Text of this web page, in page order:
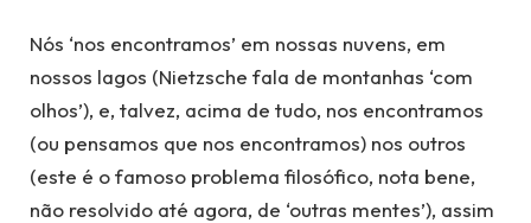
Nós ‘nos encontramos’ em nossas nuvens, em
nossos lagos (Nietzsche fala de montanhas ‘com
olhos’), e, talvez, acima de tudo, nos encontramos
(ou pensamos que nos encontramos) nos outros
(este é o famoso problema filosófico, nota bene,
não resolvido até agora, de ‘outras mentes’), assim